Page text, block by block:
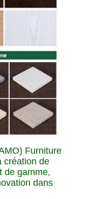
Furniture
création de
de gamme,
dans